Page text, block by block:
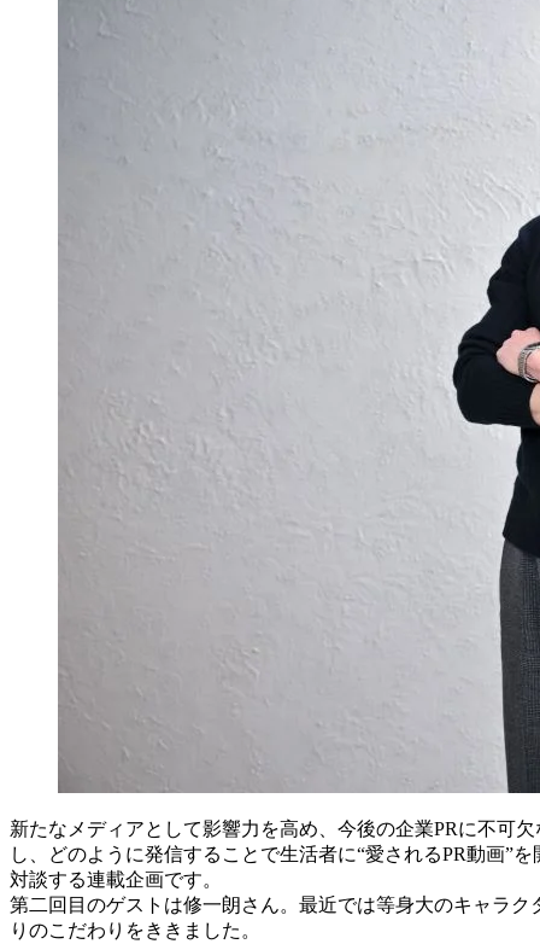
新たなメディアとして影響力を高め、今後の企業PRに不可
し、どのように発信することで生活者に“愛されるPR動画”
対談する連載企画です。
第二回目のゲストは修一朗さん。最近では等身大のキャラ
りのこだわりをききました。